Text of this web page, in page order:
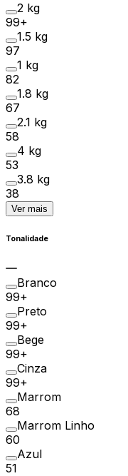
2 kg
99+
1.5 kg
97
1 kg
82
1.8 kg
67
2.1 kg
58
4 kg
53
3.8 kg
38
Ver mais
Tonalidade
Branco
99+
Preto
99+
Bege
99+
Cinza
99+
Marrom
68
Marrom Linho
60
Azul
51